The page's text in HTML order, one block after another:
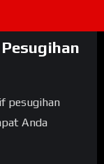
pesugihan
Anda